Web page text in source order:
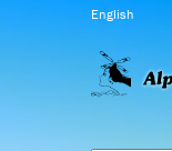
English